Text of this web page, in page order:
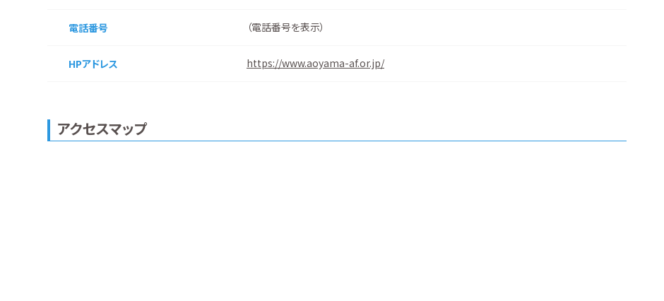
電話番号 （電話番号を表示）
HPアドレス https://www.aoyama-af.or.jp/
アクセスマップ